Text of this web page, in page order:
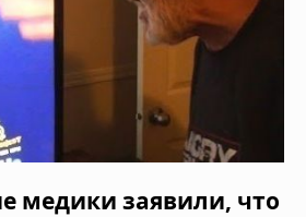
медики заявили, что